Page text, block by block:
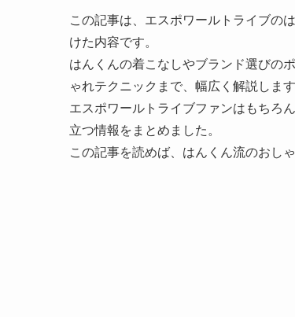
この記事は、エスポワールトライブの
けた内容です。
はんくんの着こなしやブランド選びの
ゃれテクニックまで、幅広く解説します
エスポワールトライブファンはもちろ
立つ情報をまとめました。
この記事を読めば、はんくん流のおし